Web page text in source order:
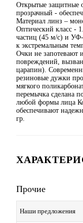
Открытые защитные
прозрачный -
Материал линз –
Оптический класс -
частиц (45 м/с) и УФ-
к экстремальным
Очки не запотевают
повреждений,
царапин).
резиновые дужки
мягкого
перемычка сделана
любой формы лица
обеспечивают
гр.
Прочие
Наши предложения